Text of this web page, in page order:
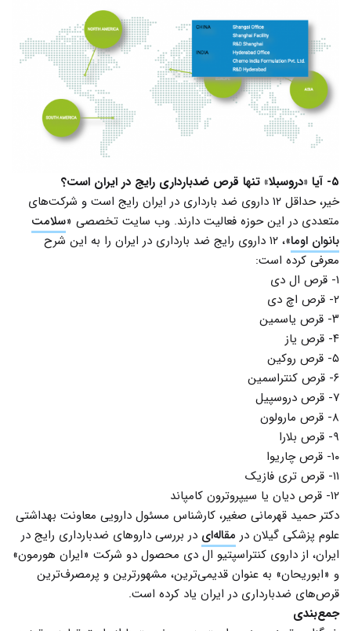
۵- آیا
«دروسبلا» تنها قرص ضدبارداری رایج در ایران است؟
خیر، حداقل ۱۲ داروی ضد بارداری در ایران رایج است و شرکت‌های
متعددی در این حوزه فعالیت دارند. وب سایت تخصصی «سلامت
بانوان اوما
»، ۱۲ داروی رایج ضد بارداری در ایران را به این شرح
معرفی کرده است:
۱- قرص ال دی
۲- قرص اچ دی
۳- قرص یاسمین
۴- قرص یاز
۵- قرص روکین
۶- قرص کنتراسمین
۷- قرص دروسپیل
۸- قرص مارولون
۹- قرص بلارا
۱۰- قرص چاریوا
۱۱- قرص تری فازیک
۱۲- قرص دیان یا سیپروترون کامپاند
دکتر حمید قهرمانی صغیر، کارشناس مسئول دارویی معاونت بهداشتی
علوم پزشکی گیلان در مقاله‌ای در بررسی داروهای ضدبارداری رایج در
ایران، از داروی کنتراسپتیو ال دی محصول دو شرکت «ایران هورمون»
و «ابوریحان» به عنوان قدیمی‌ترین، مشهورترین و پرمصرف‌ترین
قرص‌های ضدبارداری در ایران یاد کرده است.
جمع‌بندی